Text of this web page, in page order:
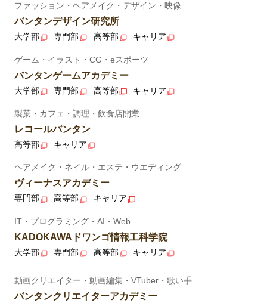
ファッション・ヘアメイク・デザイン・映像
バンタンデザイン研究所
大学部 専門部 高等部 キャリア
ゲーム・イラスト・CG・eスポーツ
バンタンゲームアカデミー
大学部 専門部 高等部 キャリア
製菓・カフェ・調理・飲食店開業
レコールバンタン
高等部 キャリア
ヘアメイク・ネイル・エステ・ウエディング
ヴィーナスアカデミー
専門部 高等部 キャリア
IT・プログラミング・AI・Web
KADOKAWAドワンゴ情報工科学院
大学部 専門部 高等部 キャリア
動画クリエイター・動画編集・VTuber・歌い手
バンタンクリエイターアカデミー